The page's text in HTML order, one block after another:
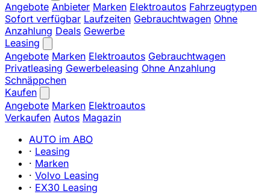
Angebote Anbieter Marken Elektroautos Fahrzeugtypen
Sofort verfügbar Laufzeiten Gebrauchtwagen Ohne
Anzahlung Deals Gewerbe
Leasing
Angebote Marken Elektroautos Gebrauchtwagen
Privatleasing Gewerbeleasing Ohne Anzahlung
Schnäppchen
Kaufen
Angebote Marken Elektroautos
Verkaufen Autos Magazin
AUTO im ABO
· Leasing
· Marken
· Volvo Leasing
· EX30 Leasing